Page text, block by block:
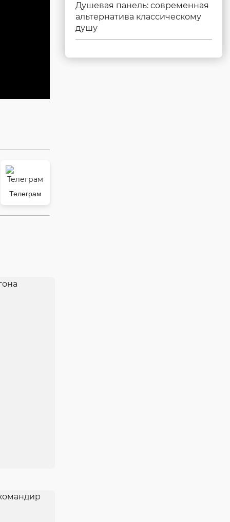
Телеграм
Душевая панель: современная
альтернатива классическому
душу